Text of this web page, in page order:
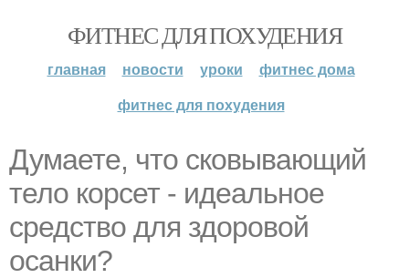
ФИТНЕС ДЛЯ ПОХУДЕНИЯ
главная новости уроки
фитнес дома
фитнес для похудения
Думаете, что сковывающий
тело корсет - идеальное
средство для здоровой
осанки?